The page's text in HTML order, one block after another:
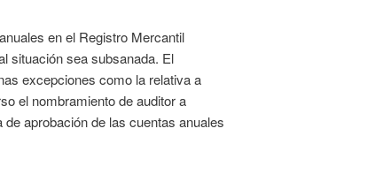
en el Registro Mercantil
situación sea subsanada. El
excepciones como la relativa a
el nombramiento de auditor a
aprobación de las cuentas anuales